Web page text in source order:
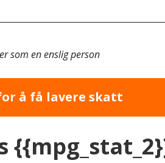
som en enslig person
å få lavere skatt